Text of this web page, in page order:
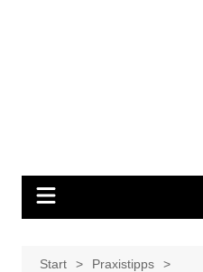
Start
Praxistipps